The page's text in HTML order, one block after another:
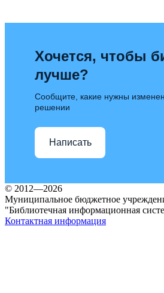
Хочется, чтобы
лучше?
Сообщите, какие нужны
решении
Написать
© 2012—2026
Муниципальное бюджетное
"Библиотечная информационная
Контактная информация